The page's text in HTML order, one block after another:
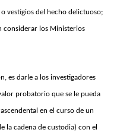
vestigios del hecho delictuoso;
considerar los Ministerios
es darle a los investigadores
probatorio que se le pueda
en el curso de un
la cadena de custodia) con el